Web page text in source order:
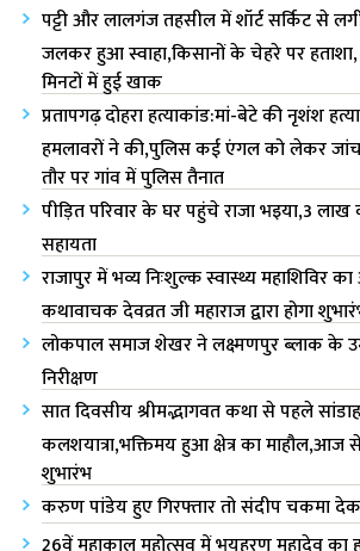
पट्टी और लालगंज तहसील में शॉर्ट सर्किट से
जलकर हुआ स्वाहा,किसानों के चेहरे पर
मिनटों में हुई खाक
प्रतापगढ़ दोहरा हत्याकांड:मां-बेटे की नृशंश
हमलावरों ने की,पुलिस कई एंगल को लेकर
तौर पर गांव में पुलिस तैनात
पीड़ित परिवार के घर पहुंचे राजा भ‌इया,3
सहायता
राजापुर में भव्य निःशुल्क स्वास्थ्य महाशिविर
कथावाचक देवव्रत जी महाराज द्वारा होगा
लोकपाल समाज शेखर ने लक्ष्मणपुर ब्लाक के
निरीक्षण
सात दिवसीय श्रीमद्भागवत कथा से पहले
कलशयात्रा,भक्तिमय हुआ क्षेत्र का माहौल,आज
शुभारंभ
करुण पांडेय हुए गिरफ्तार तो संदीप चकमा